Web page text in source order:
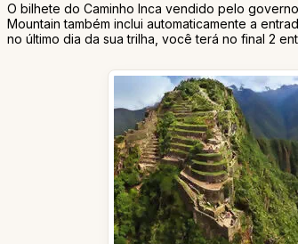
O bilhete do Caminho Inca vendido pelo
Mountain também inclui automaticamente a
no último dia da sua trilha, você terá no final 2